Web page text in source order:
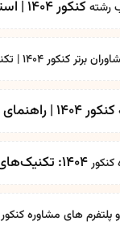
رشتهکنکور 1404 | استراتژی‌ها و تکنیک‌های طلایی
1404 | تکنیک‌های موفقیت
کنکور 1404 | راهنمای تخصصی و جامع
کنکور
پلتفرم های مشاوره کنکور